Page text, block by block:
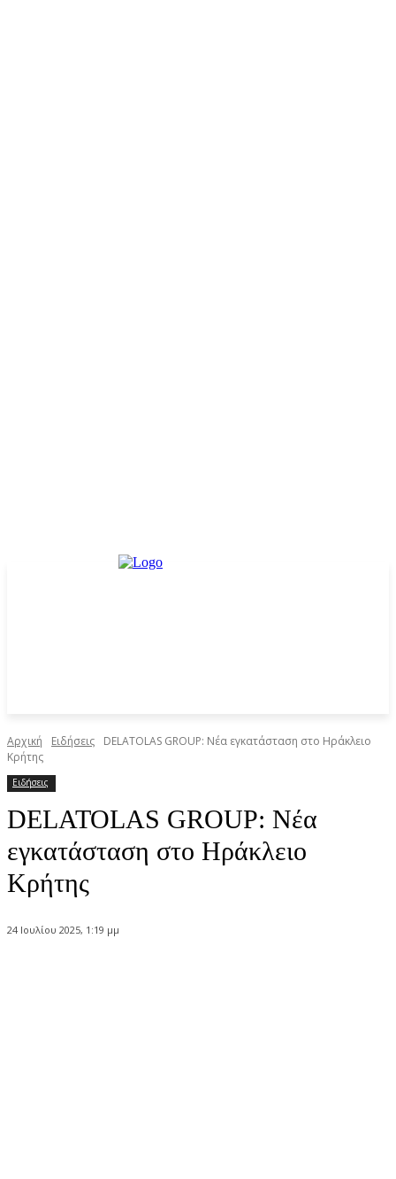
Αρχική Ειδήσεις
DELATOLAS GROUP: Νέα εγκατάσταση στο Ηράκλειο
Κρήτης
Ειδήσεις
DELATOLAS GROUP: Νέα
εγκατάσταση στο Ηράκλειο
Κρήτης
24 Ιουλίου 2025, 1:19 μμ